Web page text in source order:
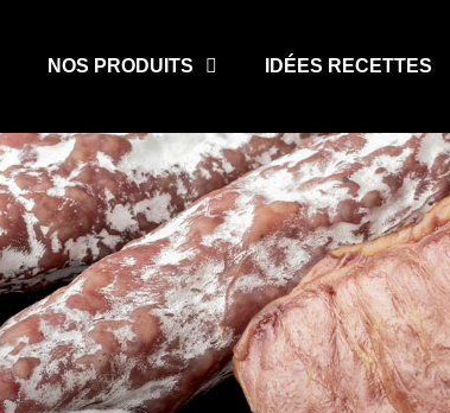
NOS PRODUITS IDÉES RECETTES